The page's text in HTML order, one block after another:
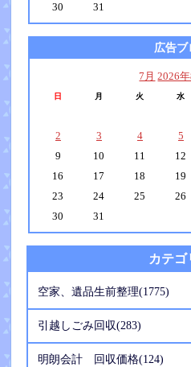
30
31
広告ブ
7月 2026年
日 月 火 水
2
3 4 5
9
10 11 12
16
17 18 19
23
24 25 26
30
31
カテゴ
空家、遺品生前整理(1775)
引越しごみ回収(283)
明朗会計 回収価格(124)